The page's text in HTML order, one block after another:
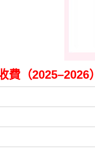
費（2025–2026）